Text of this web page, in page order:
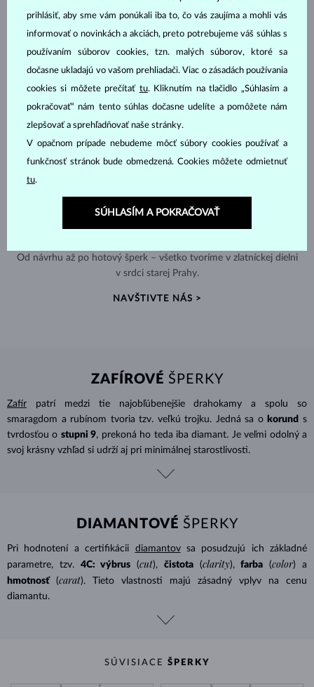
Od návrhu až po hotový šperk – všetko tvoríme v zlatníckej dielni
v srdci starej Prahy.
NAVŠTIVTE NÁS >
ZAFÍROVÉ ŠPERKY
Zafír
patrí medzi tie najobľúbenejšie drahokamy a spolu so
smaragdom a rubínom tvoria tzv. veľkú trojku. Jedná sa o korund s
tvrdosťou o stupni 9, prekoná ho teda iba diamant. Je veľmi odolný a
svoj krásny vzhľad si udrží aj pri minimálnej starostlivosti.
DIAMANTOVÉ ŠPERKY
Pri hodnotení a certifikácii diamantovsa posudzujú ich základné
parametre, tzv.
4C: výbrus (cut), čistota (clarity), farba (color) a
hmotnosť
(carat). Tieto vlastnosti majú zásadný vplyv na cenu
diamantu.
SÚVISIACE ŠPERKY
prihlásiť, aby sme vám ponúkali iba to, čo vás zaujíma a mohli vás
informovať o novinkách a akciách, preto potrebujeme váš súhlas s
používaním súborov cookies, tzn. malých súborov, ktoré sa
dočasne ukladajú vo vašom prehliadači. Viac o zásadách používania
cookies si môžete prečítať tu. Kliknutím na tlačidlo „Súhlasím a
pokračovať“ nám tento súhlas dočasne udelíte a pomôžete nám
zlepšovať a sprehľadňovať naše stránky.
V opačnom prípade nebudeme môcť súbory cookies používať a
funkčnosť stránok bude obmedzená. Cookies môžete odmietnuť
tu.
SÚHLASÍM A POKRAČOVAŤ